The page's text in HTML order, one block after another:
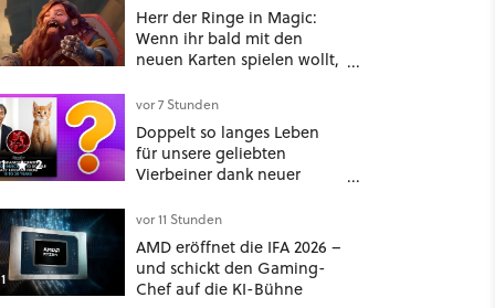
Herr der Ringe in Magic:
Wenn ihr bald mit den
neuen Karten spielen wollt,
Duolingo Zwergisch pauken
2
vor 7 Stunden
Doppelt so langes Leben
für unsere geliebten
Vierbeiner dank neuer
Japan: Der Blick auf über
1.200 Kommentare zeigt,
dass es nicht so einfach ist
vor 11 Stunden
AMD eröffnet die IFA 2026 –
und schickt den Gaming-
Chef auf die KI-Bühne